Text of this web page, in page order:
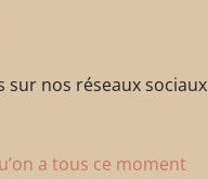
sur nos réseaux sociaux